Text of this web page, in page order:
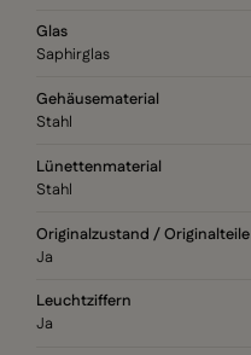
Glas
Saphirglas
Gehäusematerial
Stahl
Lünettenmaterial
Stahl
Originalzustand / Originalteile
Ja
Leuchtziffern
Ja